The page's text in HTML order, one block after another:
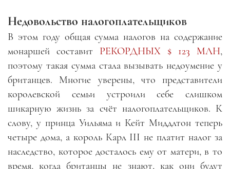
Недовольство налогоплательщиков
В этом году общая сумма налогов на содержание
монаршей составит РЕКОРДНЫХ $ 123 МЛН,
поэтому такая сумма стала вызывать недоумение у
британцев. Многие уверены, что представители
королевской семьи устроили себе слишком
шикарную жизнь за счёт налогоплательщиков. К
слову, у принца Уильяма и Кейт Миддлтон теперь
четыре дома, а король Карл III не платит налог за
наследство, которое досталось ему от матери, в то
время, когда британцы не знают, как они будут